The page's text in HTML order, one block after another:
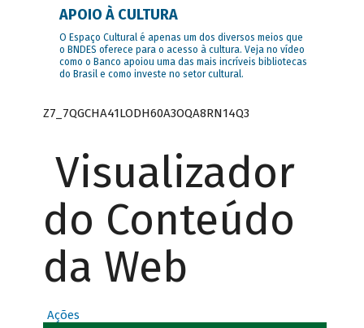
APOIO À CULTURA
O Espaço Cultural é apenas um dos diversos meios que
o BNDES oferece para o acesso à cultura. Veja no vídeo
como o Banco apoiou uma das mais incríveis bibliotecas
do Brasil e como investe no setor cultural.
Z7_7QGCHA41LODH60A3OQA8RN14Q3
Visualizador
do Conteúdo
da Web
Ações